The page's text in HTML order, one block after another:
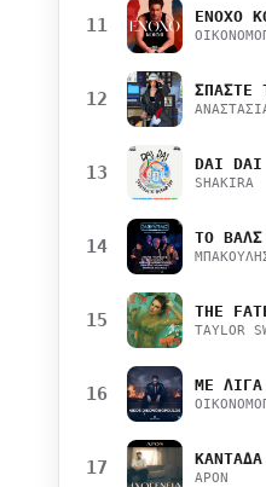
11 ΕΝΟΧΟ
12 ΣΠΑΣΤΕ
13 DAI DAI
SHAKIRA
14
15 THE
TAYLOR
16 ΜΕ
17 ΚΑΝΤΑΔΑ
APON